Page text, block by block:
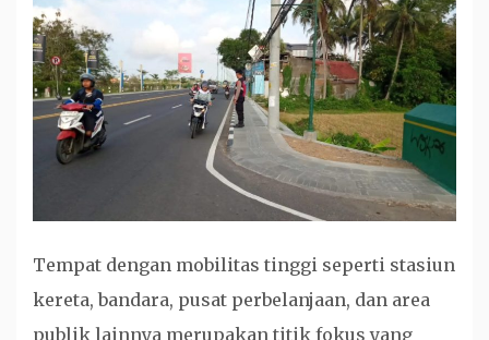
Tempat dengan mobilitas tinggi seperti stasiun
kereta, bandara, pusat perbelanjaan, dan area
publik lainnya merupakan titik fokus yang